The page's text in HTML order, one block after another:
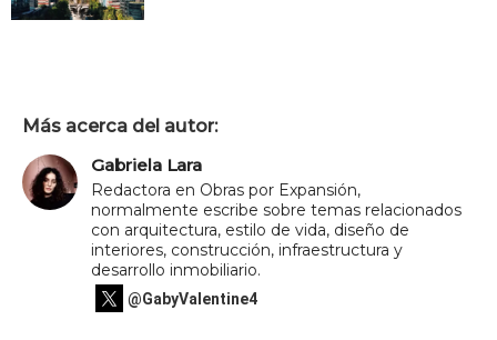
Más acerca del autor:
Gabriela Lara
Redactora en Obras por Expansión,
normalmente escribe sobre temas relacionados
con arquitectura, estilo de vida, diseño de
interiores, construcción, infraestructura y
desarrollo inmobiliario.
@GabyValentine4